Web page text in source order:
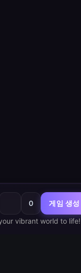
0 게임 생성
vibrant world to life!